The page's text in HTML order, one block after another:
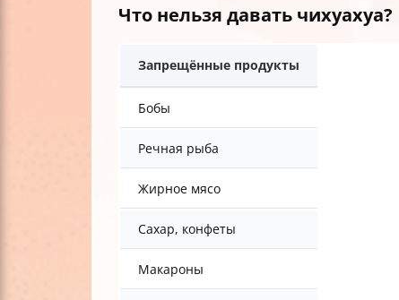
Что нельзя давать чихуахуа?
Запрещённые продукты
Бобы
Речная рыба
Жирное мясо
Сахар, конфеты
Макароны